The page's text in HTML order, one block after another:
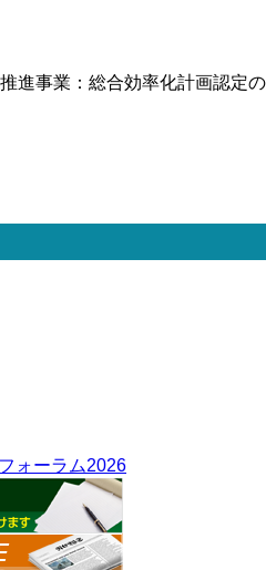
事業：総合効率化計画認定